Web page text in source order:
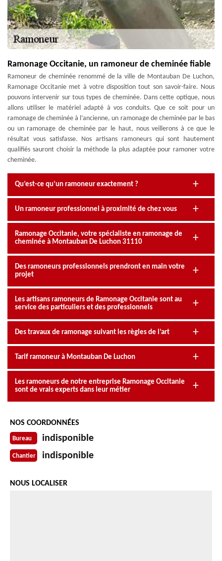
Ramonage Occitanie, un ramoneur de cheminée fiable
Ramoneur de cheminée renommé de la ville de Montauban De Luchon,
Ramonage Occitanie met à votre disposition tout son savoir-faire. Nous
pouvons intervenir sur tous types de cheminée. Dans cette optique, nous
allons utiliser le matériel adapté à vos conduits. Que ce soit pour un
ramonage de cheminée à l’ancienne, un ramonage de cheminée par le bas
ou un ramonage de cheminée par le haut, nous veillerons à ce que le
résultat vous satisfasse. Nos artisans ramoneurs qui sont hautement
qualifiés sauront choisir la méthode la plus adaptée pour ramoner votre
cheminée.
Qu’est-ce qu’un ramoneur exactement ?
Un ramoneur professionnel à proximité de chez vous
Ramonage Occitanie, votre spécialiste en ramonage de
cheminée à Montauban De Luchon 31110
Des ramoneurs professionnels prendront en main votre
projet
Les artisans ramoneurs de Ramonage Occitanie sont au
service des particuliers et des professionnels
Des travaux de ramonage suivant les règles de l’art
Tarif ramoneur à Montauban De Luchon
Les ramoneurs de notre entreprise Ramonage Occitanie
sont de vrais experts dans leur métier
NOS COORDONNÉES
Bureau indisponible
Chantier indisponible
NOUS LOCALISER